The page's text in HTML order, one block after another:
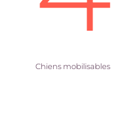
Chiens mobilisables